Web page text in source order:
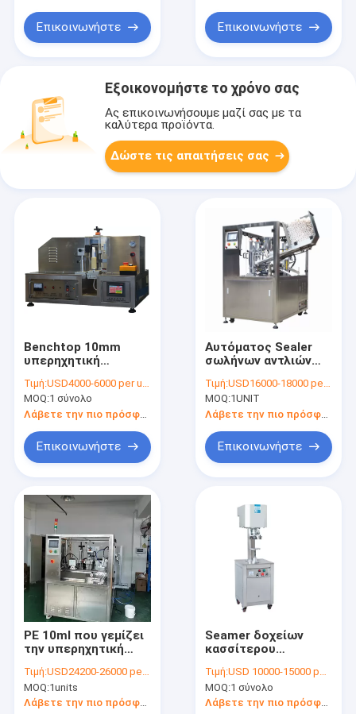
Επικοινωνήστε Επικοινωνήστε
Εξοικονομήστε το χρόνο σας
Ας επικοινωνήσουμε μαζί σας με τα
καλύτερα προϊόντα.
Δώστε τις απαιτήσεις σας
Benchtop 10mm
υπερηχητική
1.8KW σφράγισης
σωλήνων ύψους
Τιμή:USD4000-6000 per unit
MOQ:1 σύνολο
Λάβετε την πιο πρόσφατη τιμή
Επικοινωνήστε
Αυτόματος Sealer
σωλήνων αντλιών
υπερηχητικός αντι
στάζοντας ζεστός
αέρας 28pcs/Min
ακροφυσίων
Τιμή:USD16000-18000 per unit
MOQ:1UNIT
Επικοινωνήστε
PE 10ml που γεμίζει
την υπερηχητική
αυτόματη
τακτοποίηση 2.6KW
σφράγισης
Τιμή:USD24200-26000 per unit
MOQ:1units
Λάβετε την πιο πρόσφατη τιμή
Seamer δοχείων
κασσίτερου
μηχανή,
σφραγίζοντας
μηχανή κασσίτερου
Τιμή:USD 10000-15000 per set
MOQ:1 σύνολο
Λάβετε την πιο πρόσφατη τιμή